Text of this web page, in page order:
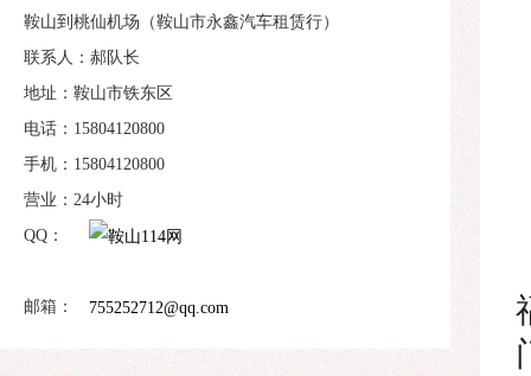
鞍山到桃仙机场（鞍山市永鑫汽车租赁行）
联系人：郝队长
地址：鞍山市铁东区
电话：15804120800
手机：15804120800
营业：24小时
QQ：
邮箱： 755252712@qq.com